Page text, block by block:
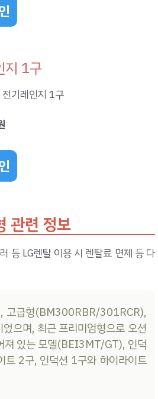
지 1구
관련 정보
등 LG렌탈 이용 시 렌탈료 면제 등 다
고급형(BM300RBR/301RCR),
으며, 최근 프리미엄형으로 오션
져 있는 모델(BEI3MT/GT), 인덕
2구, 인덕션 1구와 하이라이트